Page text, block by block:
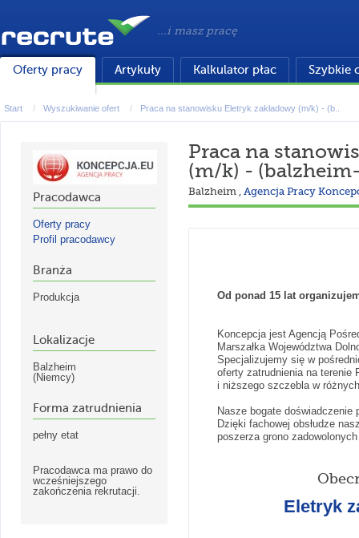
...i masz pracę
Oferty pracy Artykuły Kalkulator płac Szybkie
Start Wyszukiwanie ofert Praca na stanowisku Eletryk zakładowy (m/k) - (b..
Pracodawca
Oferty pracy
Profil pracodawcy
Branża
Produkcja
Lokalizacje
Balzheim
(Niemcy)
Forma zatrudnienia
pełny etat
Pracodawca ma prawo do
wcześniejszego
zakończenia rekrutacji.
Praca na
(m/k) -
Balzheim, Agencja Pracy
Od ponad 15 lat
Koncepcja jest Agencją
Marszałka Województwa
Specjalizujemy się w
oferty zatrudnienia na terenie
i niższego szczebla w
Nasze bogate
Dzięki fachowej obsłudze
poszerza grono
Eletryk